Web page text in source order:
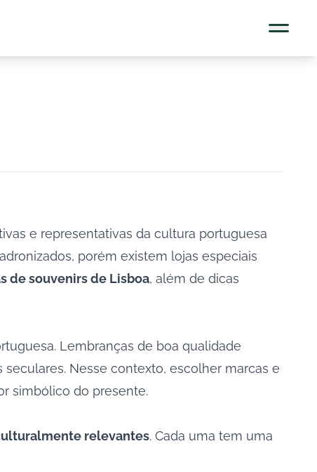
e representativas da cultura portuguesa
porém existem lojas especiais
de souvenirs de Lisboa, além de dicas
Lembranças de boa qualidade
Nesse contexto, escolher marcas e
simbólico do presente.
relevantes. Cada uma tem uma